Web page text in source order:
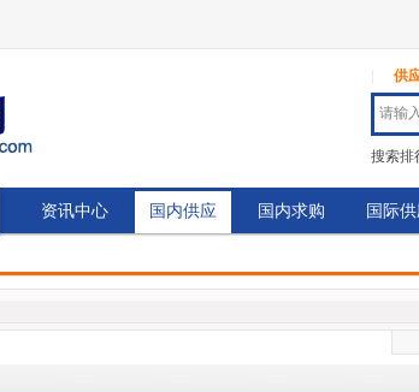
供
搜索排
资讯中心 国内供应 国内求购 国际